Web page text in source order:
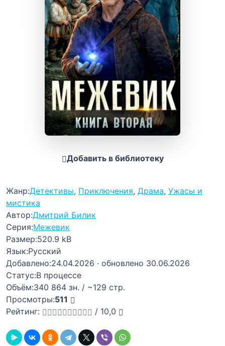
Добавить в библиотеку
Жанр:Детективы, Приключения, Драма, Ужасы и
мистика
Автор:Дмитрий Билик
Серия:Межевик
Размер:520.9 kB
Язык:Русский
Добавлено:24.04.2026 · обновлено 30.06.2026
Статус:В процессе
Объём:340 864 зн. / ~129 стр.
Просмотры:511
Рейтинг:
/ 10,0